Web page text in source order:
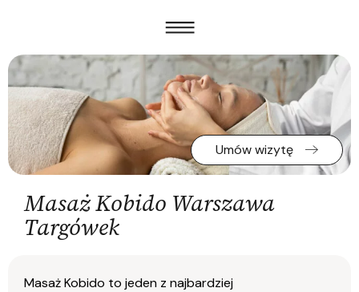
Umów wizytę
Masaż Kobido Warszawa
Targówek
Masaż Kobido to jeden z najbardziej